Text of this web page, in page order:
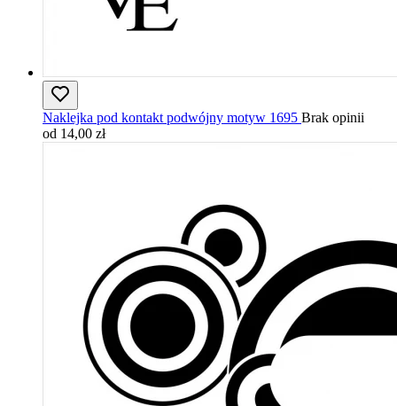
Naklejka pod kontakt podwójny motyw 1695 Brak opinii
od 14,00 zł